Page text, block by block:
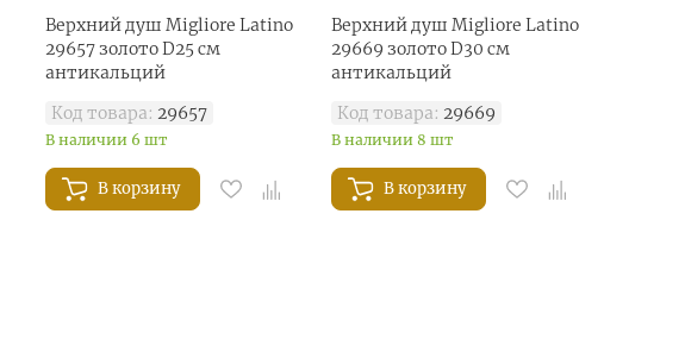
Верхний душ Migliore Latino
29657 золото D25 см
антикальций
Код товара: 29657
В наличии 6 шт
В корзину
Верхний душ Migliore Latino
29669 золото D30 см
антикальций
Код товара: 29669
В наличии 8 шт
В корзину